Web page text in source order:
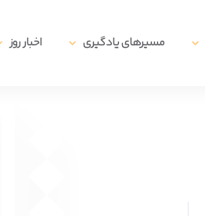
مسیرهای یادگیری اخبار روز